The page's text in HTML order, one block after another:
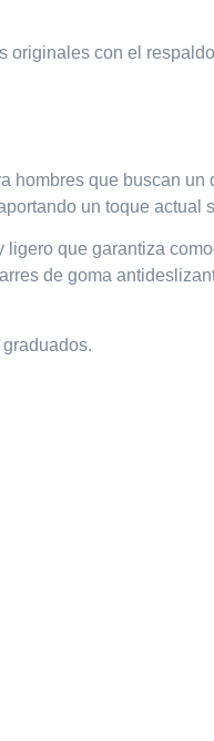
originales con el
hombres que buscan
un toque actual
que garantiza
de goma